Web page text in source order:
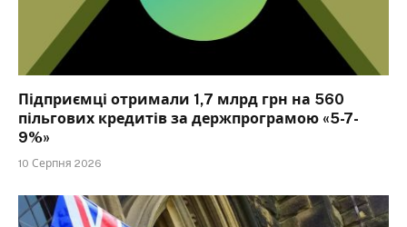
Підприємці отримали 1,7 млрд грн на 560
пільгових кредитів за держпрограмою «5-7-
9%»
10 Серпня 2026